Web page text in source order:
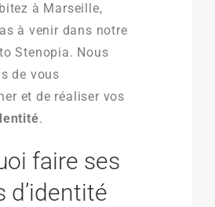
à Marseille,
à venir dans notre
Stenopia. Nous
de vous
et de réaliser vos
.
faire ses
d’identité